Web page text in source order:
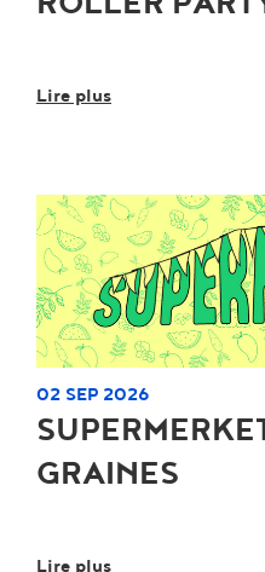
Lire plus
02 SEP 2026
GRAINES
Lire plus